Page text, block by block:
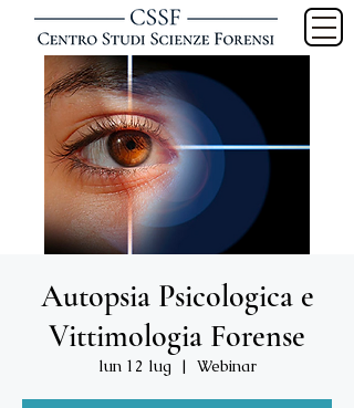
Autopsia Psicologica e
Vittimologia Forense
lun 12 lug
  |
Webinar